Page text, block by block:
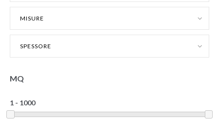
MISURE
SPESSORE
MQ